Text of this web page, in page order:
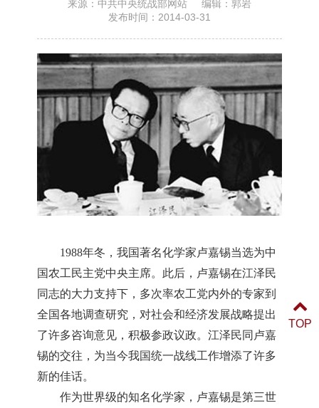
来源：中共中央统战部网站
编辑：郭岩
发布时间：2014-03-31
1988年冬，我国著名化学家卢嘉锡当选为中
国农工民主党中央主席。此后，卢嘉锡在江泽民
同志的大力支持下，多次率农工党内外的专家到
全国各地调查研究，对社会和经济发展战略提出
了许多咨询意见，积极参政议政。江泽民同卢嘉
锡的交往，为当今我国统一战线工作增添了许多
新的佳话。
作为世界级的知名化学家，卢嘉锡是第三世
TOP